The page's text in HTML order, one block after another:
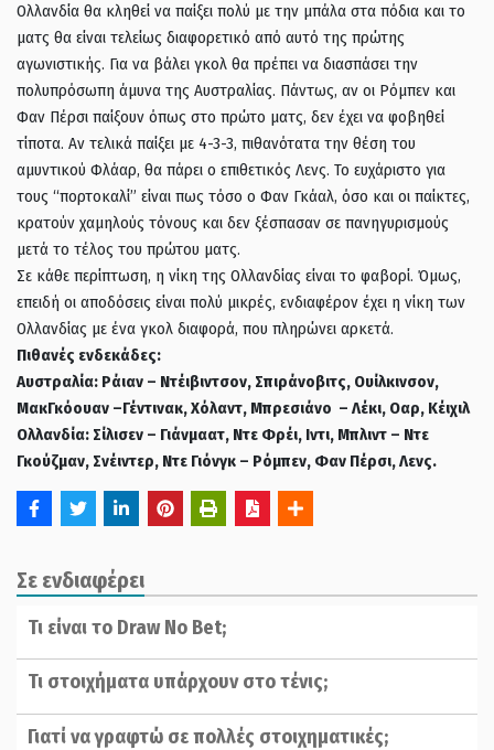
Ολλανδία θα κληθεί να παίξει πολύ με την μπάλα στα πόδια και το
ματς θα είναι τελείως διαφορετικό από αυτό της πρώτης
αγωνιστικής. Για να βάλει γκολ θα πρέπει να διασπάσει την
πολυπρόσωπη άμυνα της Αυστραλίας. Πάντως, αν οι Ρόμπεν και
Φαν Πέρσι παίξουν όπως στο πρώτο ματς, δεν έχει να φοβηθεί
τίποτα. Αν τελικά παίξει με 4-3-3, πιθανότατα την θέση του
αμυντικού Φλάαρ, θα πάρει ο επιθετικός Λενς. Το ευχάριστο για
τους “πορτοκαλί” είναι πως τόσο ο Φαν Γκάαλ, όσο και οι παίκτες,
κρατούν χαμηλούς τόνους και δεν ξέσπασαν σε πανηγυρισμούς
μετά το τέλος του πρώτου ματς.
Σε κάθε περίπτωση, η νίκη της Ολλανδίας είναι το φαβορί. Όμως,
επειδή οι αποδόσεις είναι πολύ μικρές, ενδιαφέρον έχει η νίκη των
Ολλανδίας με ένα γκολ διαφορά, που πληρώνει αρκετά.
Πιθανές ενδεκάδες:
Αυστραλία: Ράιαν – Ντέιβιντσον, Σπιράνοβιτς, Ουίλκινσον,
ΜακΓκόουαν –Γέντινακ, Χόλαντ, Μπρεσιάνο – Λέκι, Οαρ, Κέιχιλ
Ολλανδία: Σίλισεν – Γιάνμαατ, Ντε Φρέι, Ιντι, Μπλιντ – Ντε
Γκούζμαν, Σνέιντερ, Ντε Γιόνγκ – Ρόμπεν, Φαν Πέρσι, Λενς.
Σε ενδιαφέρει
Τι είναι το Draw No Bet;
Τι στοιχήματα υπάρχουν στο τένις;
Γιατί να γραφτώ σε πολλές στοιχηματικές;